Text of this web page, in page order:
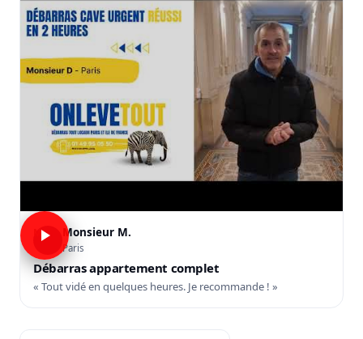
M Monsieur M.
Paris
Débarras appartement complet
« Tout vidé en quelques heures. Je recommande ! »